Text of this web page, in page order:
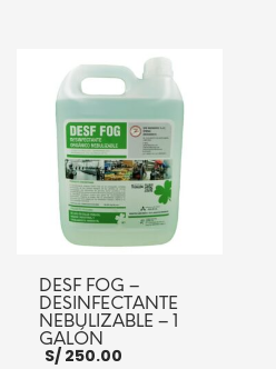
AÑADIR AL CARRITO
DESF FOG –
DESINFECTANTE
NEBULIZABLE – 1
GALÓN
S/ 250.00